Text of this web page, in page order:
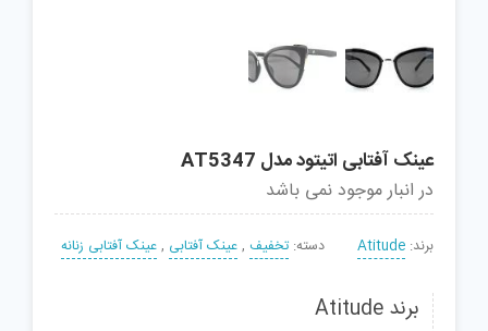
عینک آفتابی اتیتود مدل AT5347
در انبار موجود نمی باشد
برند: Atitude دسته: تخفیف ,عینک آفتابی ,عینک آفتابی زنانه
برند Atitude